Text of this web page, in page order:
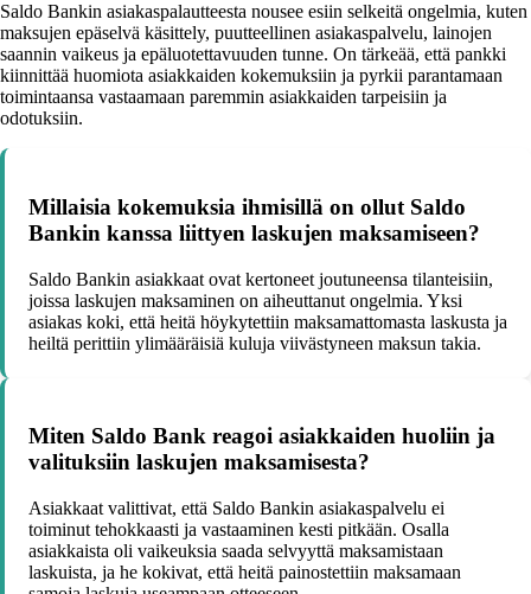
Saldo Bankin asiakaspalautteesta nousee esiin selkeitä ongelmia, kuten
maksujen epäselvä käsittely, puutteellinen asiakaspalvelu, lainojen
saannin vaikeus ja epäluotettavuuden tunne. On tärkeää, että pankki
kiinnittää huomiota asiakkaiden kokemuksiin ja pyrkii parantamaan
toimintaansa vastaamaan paremmin asiakkaiden tarpeisiin ja
odotuksiin.
Millaisia kokemuksia ihmisillä on ollut Saldo
Bankin kanssa liittyen laskujen maksamiseen?
Saldo Bankin asiakkaat ovat kertoneet joutuneensa tilanteisiin,
joissa laskujen maksaminen on aiheuttanut ongelmia. Yksi
asiakas koki, että heitä höykytettiin maksamattomasta laskusta ja
heiltä perittiin ylimääräisiä kuluja viivästyneen maksun takia.
Miten Saldo Bank reagoi asiakkaiden huoliin ja
valituksiin laskujen maksamisesta?
Asiakkaat valittivat, että Saldo Bankin asiakaspalvelu ei
toiminut tehokkaasti ja vastaaminen kesti pitkään. Osalla
asiakkaista oli vaikeuksia saada selvyyttä maksamistaan
laskuista, ja he kokivat, että heitä painostettiin maksamaan